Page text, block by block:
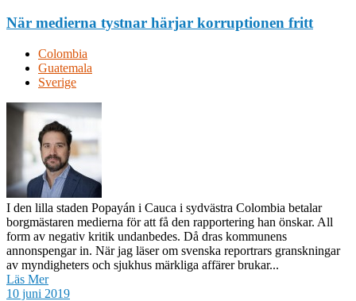
När medierna tystnar härjar korruptionen fritt
Colombia
Guatemala
Sverige
I den lilla staden Popayán i Cauca i sydvästra Colombia betalar
borgmästaren medierna för att få den rapportering han önskar. All
form av negativ kritik undanbedes. Då dras kommunens
annonspengar in. När jag läser om svenska reportrars granskningar
av myndigheters och sjukhus märkliga affärer brukar...
Läs Mer
10 juni 2019